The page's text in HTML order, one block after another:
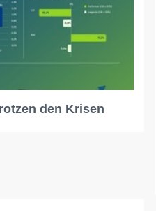
den Krisen